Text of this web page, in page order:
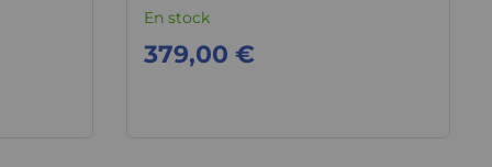
En stock
379,00 €